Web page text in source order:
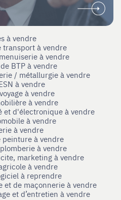
à vendre
transport à vendre
à vendre
BTP à vendre
/ métallurgie à vendre
à vendre
à vendre
à vendre
d'électronique à vendre
à vendre
à vendre
peinture à vendre
à vendre
marketing à vendre
à vendre
à reprendre
et de maçonnerie à vendre
et d’entretien à vendre